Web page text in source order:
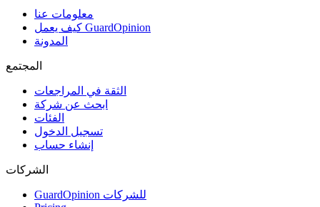
معلومات عنا
كيف يعمل GuardOpinion
المدونة
المجتمع
الثقة في المراجعات
ابحث عن شركة
الفئات
تسجيل الدخول
إنشاء حساب
الشركات
GuardOpinion للشركات